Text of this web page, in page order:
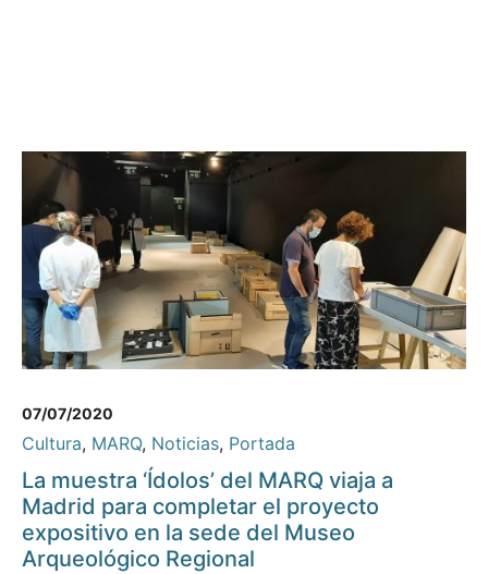
07/07/2020
Cultura, MARQ, Noticias, Portada
La muestra ‘Ídolos’ del MARQ viaja a
Madrid para completar el proyecto
expositivo en la sede del Museo
Arqueológico Regional